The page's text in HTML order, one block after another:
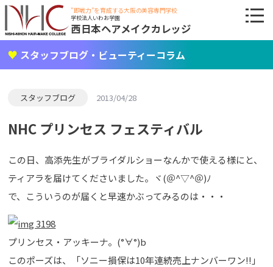
"即戦力"を育成する大阪の美容専門学校
学校法人いわお学園
西日本ヘアメイクカレッジ
スタッフブログ・ビューティーコラム
スタッフブログ 2013/04/28
NHC プリンセス フェスティバル
この日、高添先生がブライダルショーなんかで使える様にと、
ティアラを届けてくださいました。ヾ(＠^▽^＠)ﾉ
で、こういうのが届くと早速かぶってみるのは・・・
プリンセス・アッキーナ。(°∀°)b
このポーズは、「ソニー損保は10年連続売上ナンバーワン!!」